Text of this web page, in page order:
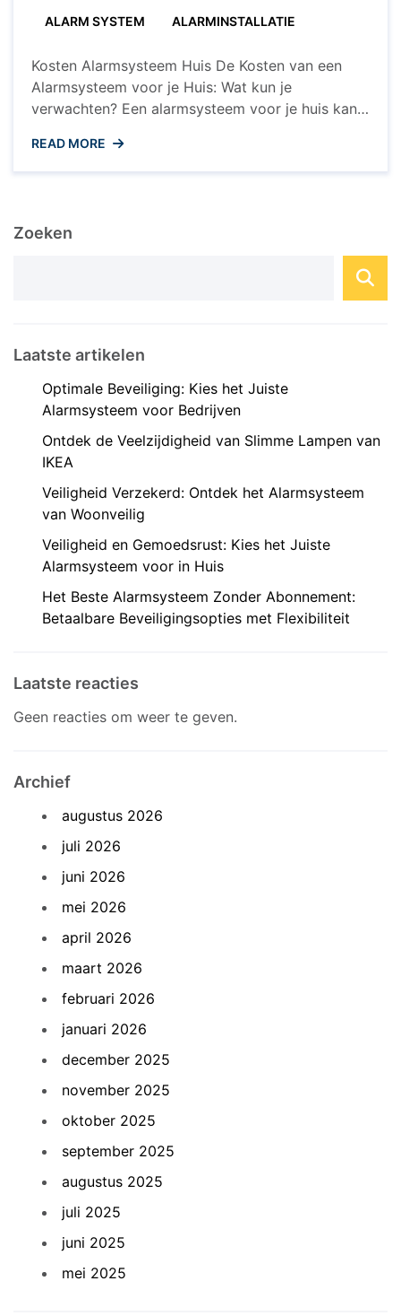
ALARM SYSTEM ALARMINSTALLATIE
Kosten Alarmsysteem Huis De Kosten van een
Alarmsysteem voor je Huis: Wat kun je
verwachten? Een alarmsysteem voor je huis kan
van je woning en gezin te waarborgen. Maar wat
zijn nu eigenlijk de kosten die gepaard gaan met
READ MORE
Zoeken
Laatste artikelen
Optimale Beveiliging: Kies het Juiste
Alarmsysteem voor Bedrijven
Ontdek de Veelzijdigheid van Slimme Lampen van
IKEA
Veiligheid Verzekerd: Ontdek het Alarmsysteem
van Woonveilig
Veiligheid en Gemoedsrust: Kies het Juiste
Alarmsysteem voor in Huis
Het Beste Alarmsysteem Zonder Abonnement:
Betaalbare Beveiligingsopties met Flexibiliteit
Laatste reacties
Geen reacties om weer te geven.
Archief
augustus 2026
juli 2026
juni 2026
mei 2026
april 2026
maart 2026
februari 2026
januari 2026
december 2025
november 2025
oktober 2025
september 2025
augustus 2025
juli 2025
juni 2025
mei 2025